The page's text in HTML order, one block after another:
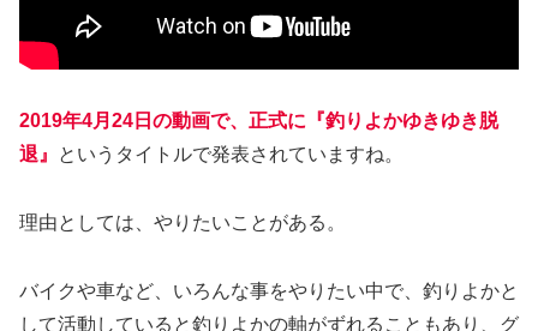
2019年4月24日の動画で、正式に『釣りよかゆきゆき脱
退』
というタイトルで発表されていますね。
理由としては、やりたいことがある。
バイクや車など、いろんな事をやりたい中で、釣りよかと
して活動していると釣りよかの軸がずれることもあり、グ